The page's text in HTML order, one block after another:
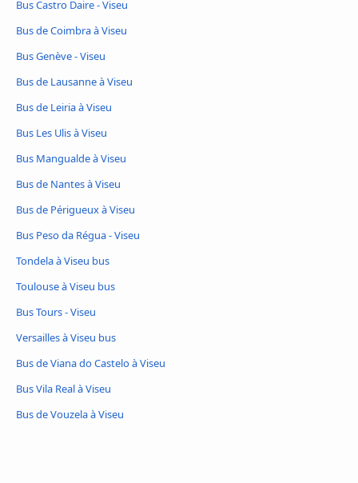
Bus Castro Daire - Viseu
Bus de Coimbra à Viseu
Bus Genève - Viseu
Bus de Lausanne à Viseu
Bus de Leiria à Viseu
Bus Les Ulis à Viseu
Bus Mangualde à Viseu
Bus de Nantes à Viseu
Bus de Périgueux à Viseu
Bus Peso da Régua - Viseu
Tondela à Viseu bus
Toulouse à Viseu bus
Bus Tours - Viseu
Versailles à Viseu bus
Bus de Viana do Castelo à Viseu
Bus Vila Real à Viseu
Bus de Vouzela à Viseu